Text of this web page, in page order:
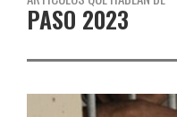
PASO 2023